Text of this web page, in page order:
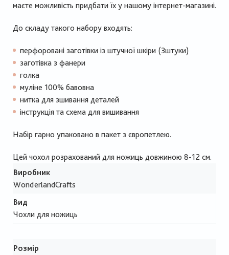
маєте можливість придбати їх у нашому інтернет-магазині.
До складу такого набору входять:
перфоровані заготівки із штучної шкіри (3штуки)
заготівка з фанери
голка
муліне 100% бавовна
нитка для зшивання деталей
інструкція та схема для вишивання
Набір гарно упаковано в пакет з європетлею.
Цей чохол розрахований для ножиць довжиною 8-12 см.
Виробник
WonderlandCrafts
Вид
Чохли для ножиць
Розмір